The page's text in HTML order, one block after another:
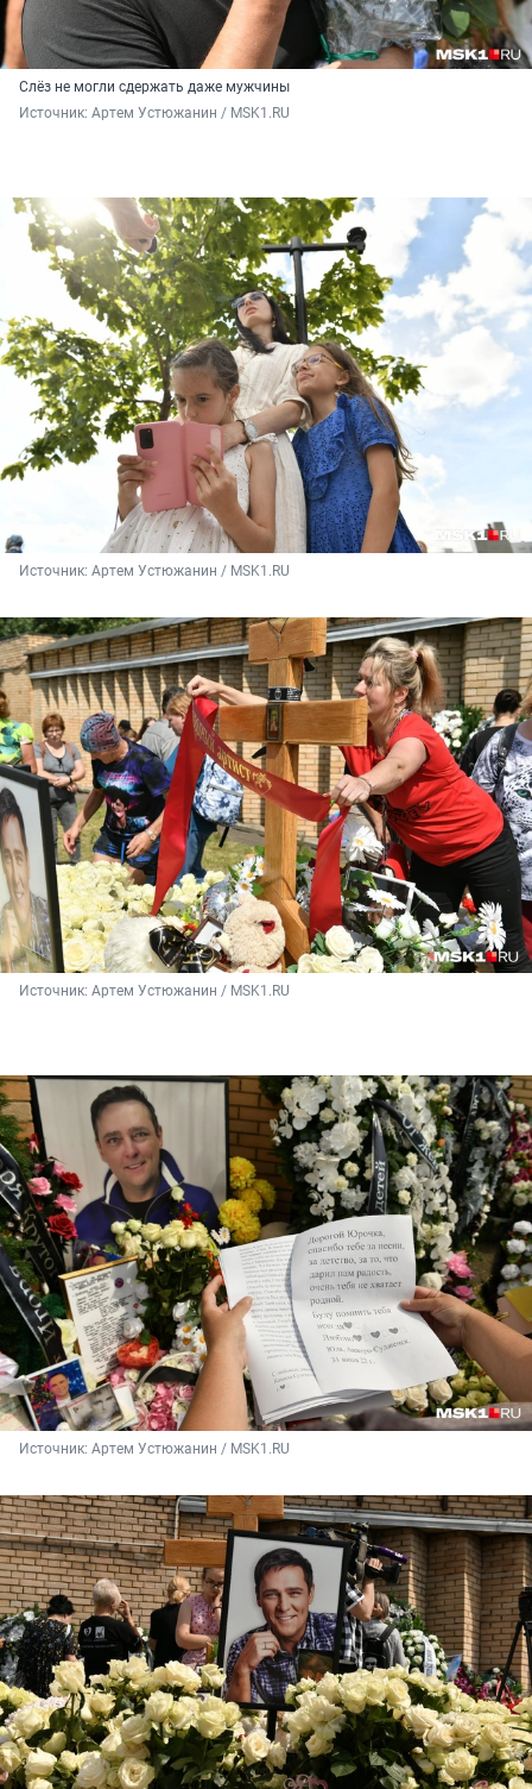
Слёз не могли сдержать даже мужчины
Источник: Артем Устюжанин / MSK1.RU
Источник: Артем Устюжанин / MSK1.RU
Источник: Артем Устюжанин / MSK1.RU
Источник: Артем Устюжанин / MSK1.RU